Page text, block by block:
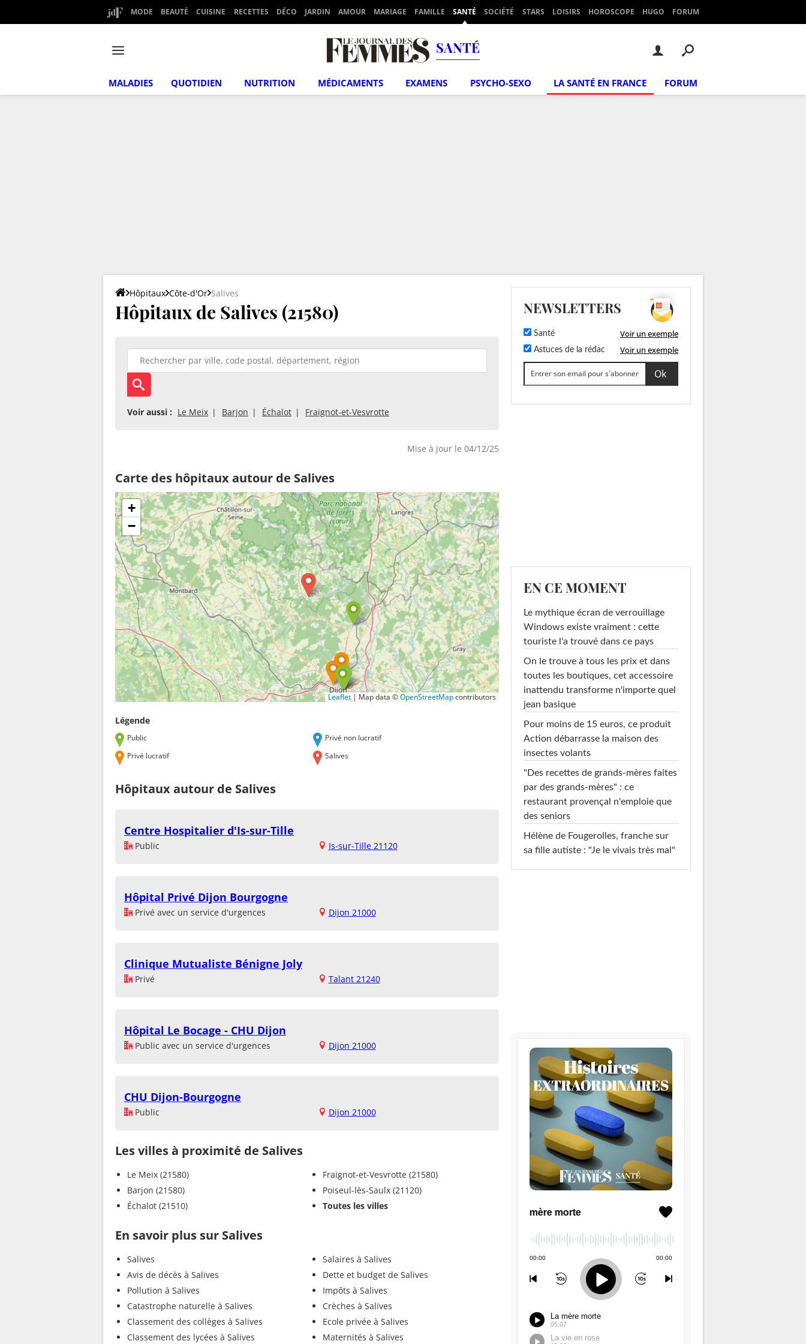
MODE BEAUTÉ CUISINE RECETTES DÉCO JARDIN AMOUR MARIAGE FAMILLE SANTÉ SOCIÉTÉ STARS LOISIRS HOROSCOPE HUGO FORUM
SANTÉ
MALADIES QUOTIDIEN NUTRITION MÉDICAMENTS EXAMENS PSYCHO-SEXO LA SANTÉ EN FRANCE FORUM
Hôpitaux Côte-d'Or Salives
Hôpitaux de Salives (21580)
Voir aussi : Le Meix Barjon Échalot Fraignot-et-Vesvrotte
Mise à jour le 04/12/25
Carte des hôpitaux autour de Salives
+
−
Leaflet | Map data ©OpenStreetMapcontributors
Légende
Public
Privé non lucratif
Privé lucratif
Salives
Hôpitaux autour de Salives
Centre Hospitalier d'Is-sur-Tille
Public Is-sur-Tille 21120
Hôpital Privé Dijon Bourgogne
Privé avec un service d'urgences Dijon 21000
Clinique Mutualiste Bénigne Joly
Privé Talant 21240
Hôpital Le Bocage - CHU Dijon
Public avec un service d'urgences Dijon 21000
CHU Dijon-Bourgogne
Public Dijon 21000
Les villes à proximité de Salives
Le Meix (21580)
Barjon (21580)
Échalot (21510)
Fraignot-et-Vesvrotte (21580)
Poiseul-lès-Saulx (21120)
Toutes les villes
En savoir plus sur Salives
Salives
Avis de décès à Salives
Pollution à Salives
Catastrophe naturelle à Salives
Classement des collèges à Salives
Classement des lycées à Salives
Salaires à Salives
Dette et budget de Salives
Impôts à Salives
Crèches à Salives
Ecole privée à Salives
Maternités à Salives
NEWSLETTERS
Santé Voir un exemple
Astuces de la rédac Voir un exemple
EN CE MOMENT
Le mythique écran de verrouillage
Windows existe vraiment : cette
touriste l'a trouvé dans ce pays
On le trouve à tous les prix et dans
toutes les boutiques, cet accessoire
inattendu transforme n'importe quel
jean basique
Pour moins de 15 euros, ce produit
Action débarrasse la maison des
insectes volants
"Des recettes de grands-mères faites
par des grands-mères" : ce
restaurant provençal n'emploie que
des seniors
Hélène de Fougerolles, franche sur
sa fille autiste : "Je le vivais très mal"